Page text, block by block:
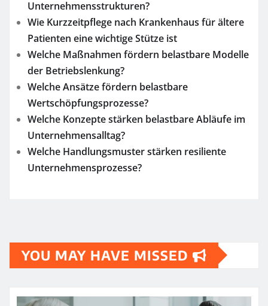
Unternehmensstrukturen?
Wie Kurzzeitpflege nach Krankenhaus für ältere
Patienten eine wichtige Stütze ist
Welche Maßnahmen fördern belastbare Modelle
der Betriebslenkung?
Welche Ansätze fördern belastbare
Wertschöpfungsprozesse?
Welche Konzepte stärken belastbare Abläufe im
Unternehmensalltag?
Welche Handlungsmuster stärken resiliente
Unternehmensprozesse?
YOU MAY HAVE MISSED